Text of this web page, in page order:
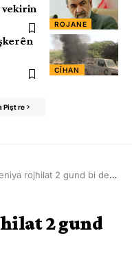
ROJANE
vekirin
CÎHAN
Pişt re
rojhilat 2 gund bi dest xist
2 gund